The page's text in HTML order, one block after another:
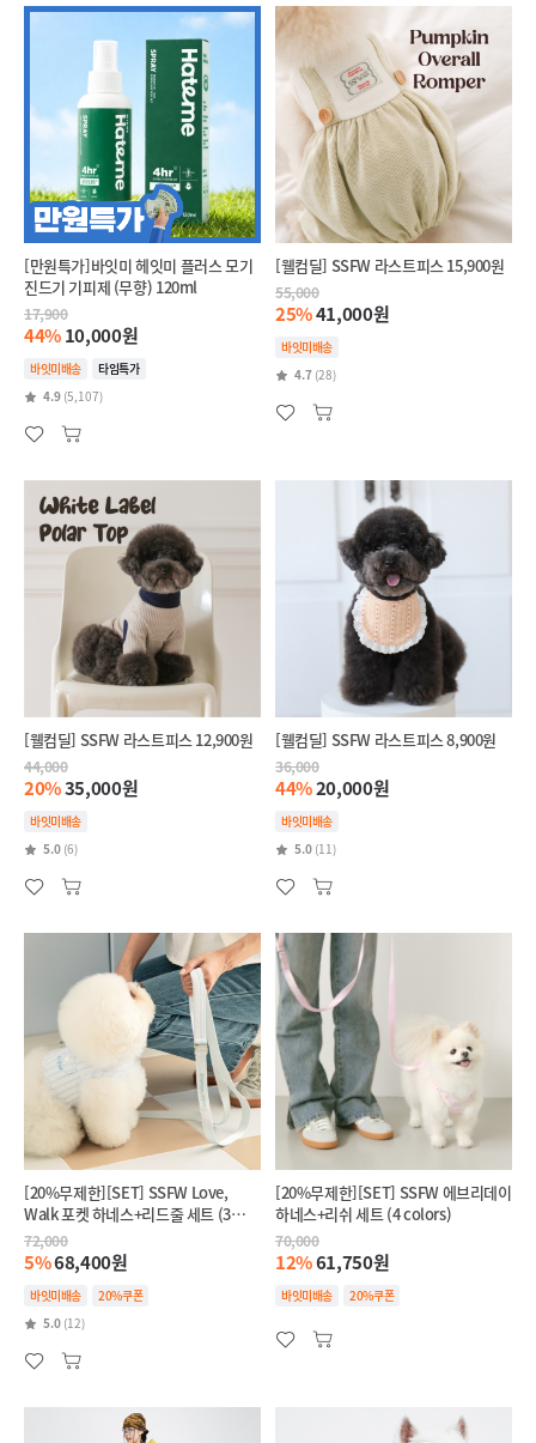
[만원특가]바잇미 헤잇미 플러스 모기
진드기 기피제 (무향) 120ml
17,900
44%10,000원
바잇미배송
타임특가
4.9 (5,107)
[웰컴딜] SSFW 라스트피스 15,900원
55,000
25%41,000원
바잇미배송
4.7 (28)
[웰컴딜] SSFW 라스트피스 12,900원
44,000
20%35,000원
바잇미배송
5.0 (6)
[웰컴딜] SSFW 라스트피스 8,900원
36,000
44%20,000원
바잇미배송
5.0 (11)
[20%무제한][SET] SSFW Love,
Walk 포켓 하네스+리드줄 세트 (3
colors)
72,000
5%68,400원
바잇미배송
20%쿠폰
5.0 (12)
[20%무제한][SET] SSFW 에브리데이
하네스+리쉬 세트 (4 colors)
70,000
12%61,750원
바잇미배송 20%쿠폰